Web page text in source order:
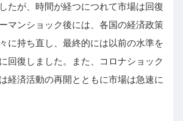
たが、時間が経つにつれて市場は回復
マンショック後には、各国の経済政策
に持ち直し、最終的には以前の水準を
回復しました。また、コロナショック
経済活動の再開とともに市場は急速に